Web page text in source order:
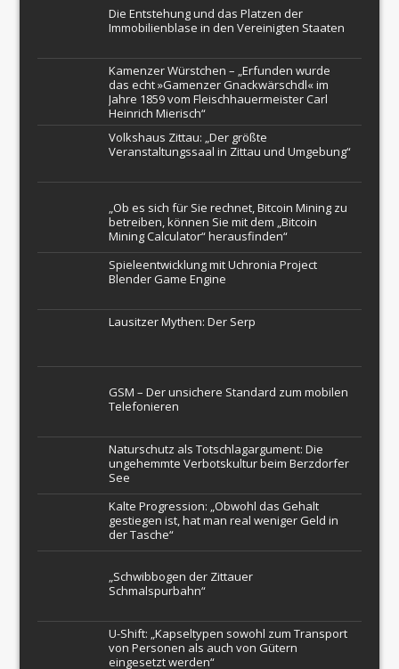
Die Entstehung und das Platzen der
Immobilienblase in den Vereinigten Staaten
Kamenzer Würstchen – „Erfunden wurde
das echt »Gamenzer Gnackwärschdl« im
Jahre 1859 vom Fleischhauermeister Carl
Heinrich Mierisch“
Volkshaus Zittau: „Der größte
Veranstaltungssaal in Zittau und Umgebung“
„Ob es sich für Sie rechnet, Bitcoin Mining zu
betreiben, können Sie mit dem „Bitcoin
Mining Calculator“ herausfinden“
Spieleentwicklung mit Uchronia Project
Blender Game Engine
Lausitzer Mythen: Der Serp
GSM – Der unsichere Standard zum mobilen
Telefonieren
Naturschutz als Totschlagargument: Die
ungehemmte Verbotskultur beim Berzdorfer
See
Kalte Progression: „Obwohl das Gehalt
gestiegen ist, hat man real weniger Geld in
der Tasche“
„Schwibbogen der Zittauer
Schmalspurbahn“
U-Shift: „Kapseltypen sowohl zum Transport
von Personen als auch von Gütern
eingesetzt werden“